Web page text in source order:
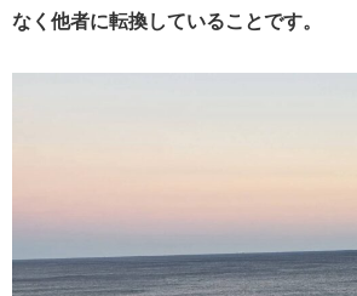
なく他者に転換していることです。